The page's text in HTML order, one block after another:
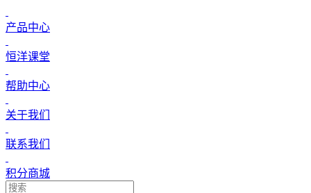
产品中心
恒洋课堂
帮助中心
关于我们
联系我们
积分商城